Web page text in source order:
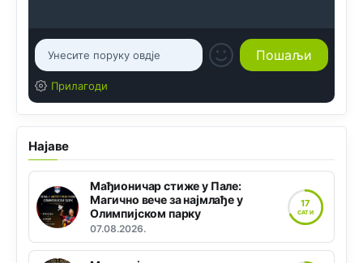
Прилагоди
Најаве
Мађионичар стиже у Пале:
Магично вече за најмлађе у
Олимпијском парку
07.08.2026.
17
САТИ